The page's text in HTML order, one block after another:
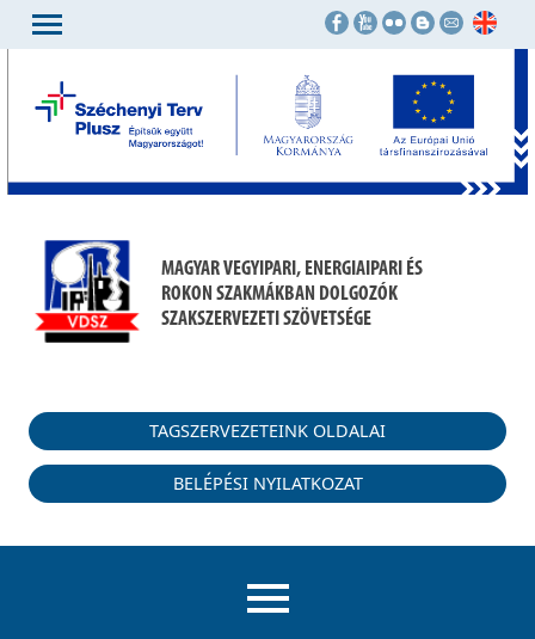
MAGYAR VEGYIPARI, ENERGIAIPARI ÉS
ROKON SZAKMÁKBAN DOLGOZÓK
SZAKSZERVEZETI SZÖVETSÉGE
TAGSZERVEZETEINK OLDALAI
BELÉPÉSI NYILATKOZAT